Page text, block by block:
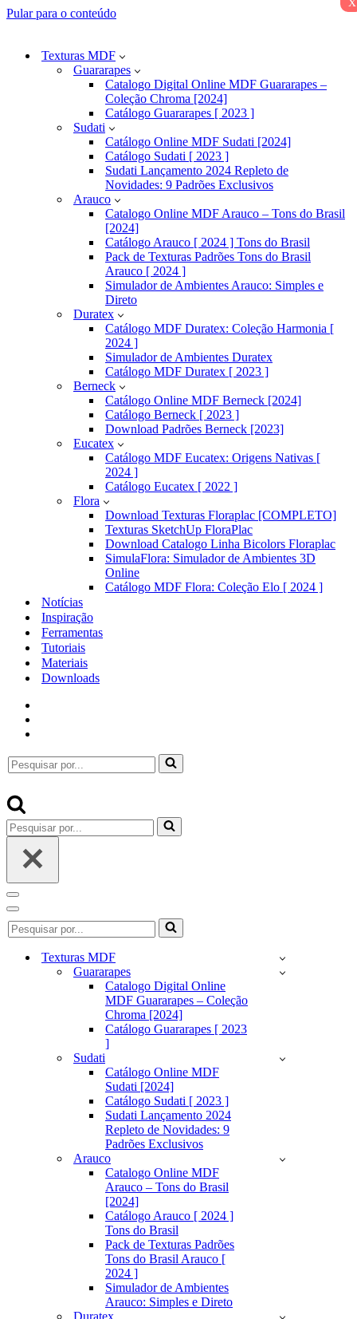
Pular para o conteúdo
Texturas MDF
Guararapes
Catalogo Digital Online MDF Guararapes –
Coleção Chroma [2024]
Catálogo Guararapes [ 2023 ]
Sudati
Catálogo Online MDF Sudati [2024]
Catálogo Sudati [ 2023 ]
Sudati Lançamento 2024 Repleto de
Novidades: 9 Padrões Exclusivos
Arauco
Catalogo Online MDF Arauco – Tons do Brasil
[2024]
Catálogo Arauco [ 2024 ] Tons do Brasil
Pack de Texturas Padrões Tons do Brasil
Arauco [ 2024 ]
Simulador de Ambientes Arauco: Simples e
Direto
Duratex
Catálogo MDF Duratex: Coleção Harmonia [
2024 ]
Simulador de Ambientes Duratex
Catálogo MDF Duratex [ 2023 ]
Berneck
Catálogo Online MDF Berneck [2024]
Catálogo Berneck [ 2023 ]
Download Padrões Berneck [2023]
Eucatex
Catálogo MDF Eucatex: Origens Nativas [
2024 ]
Catálogo Eucatex [ 2022 ]
Flora
Download Texturas Floraplac [COMPLETO]
Texturas SketchUp FloraPlac
Download Catalogo Linha Bicolors Floraplac
SimulaFlora: Simulador de Ambientes 3D
Online
Catálogo MDF Flora: Coleção Elo [ 2024 ]
Notícias
Inspiração
Ferramentas
Tutoriais
Materiais
Downloads
Pesquisar
por...
Pesquisar
por...
Menu
de
navegação
Menu
de
navegação
Pesquisar
por...
Texturas MDF
Guararapes
Catalogo Digital Online
MDF Guararapes – Coleção
Chroma [2024]
Catálogo Guararapes [ 2023
]
Sudati
Catálogo Online MDF
Sudati [2024]
Catálogo Sudati [ 2023 ]
Sudati Lançamento 2024
Repleto de Novidades: 9
Padrões Exclusivos
Arauco
Catalogo Online MDF
Arauco – Tons do Brasil
[2024]
Catálogo Arauco [ 2024 ]
Tons do Brasil
Pack de Texturas Padrões
Tons do Brasil Arauco [
2024 ]
Simulador de Ambientes
Arauco: Simples e Direto
Duratex